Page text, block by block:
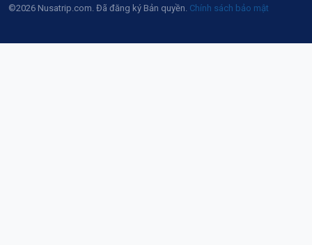
©2026 Nusatrip.com. Đã đăng ký Bản quyền. Chính sách bảo mật